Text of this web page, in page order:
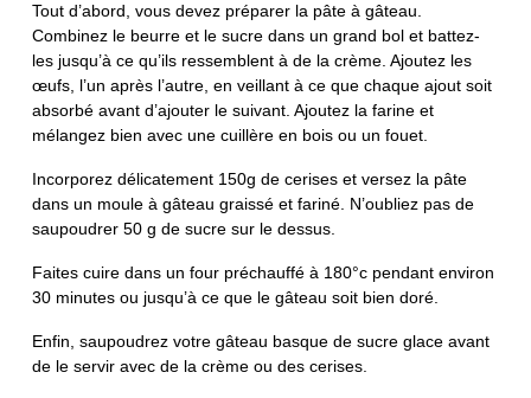
Tout d’abord, vous devez préparer la pâte à gâteau.
Combinez le beurre et le sucre dans un grand bol et battez-
les jusqu’à ce qu’ils ressemblent à de la crème. Ajoutez les
œufs, l’un après l’autre, en veillant à ce que chaque ajout soit
absorbé avant d’ajouter le suivant. Ajoutez la farine et
mélangez bien avec une cuillère en bois ou un fouet.
Incorporez délicatement 150g de cerises et versez la pâte
dans un moule à gâteau graissé et fariné. N’oubliez pas de
saupoudrer 50 g de sucre sur le dessus.
Faites cuire dans un four préchauffé à 180°c pendant environ
30 minutes ou jusqu’à ce que le gâteau soit bien doré.
Enfin, saupoudrez votre gâteau basque de sucre glace avant
de le servir avec de la crème ou des cerises.